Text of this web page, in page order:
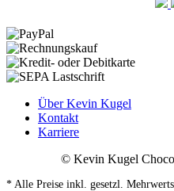
Über Kevin Kugel
Kontakt
Karriere
© Kevin Kugel
* Alle Preise inkl. gesetzl.